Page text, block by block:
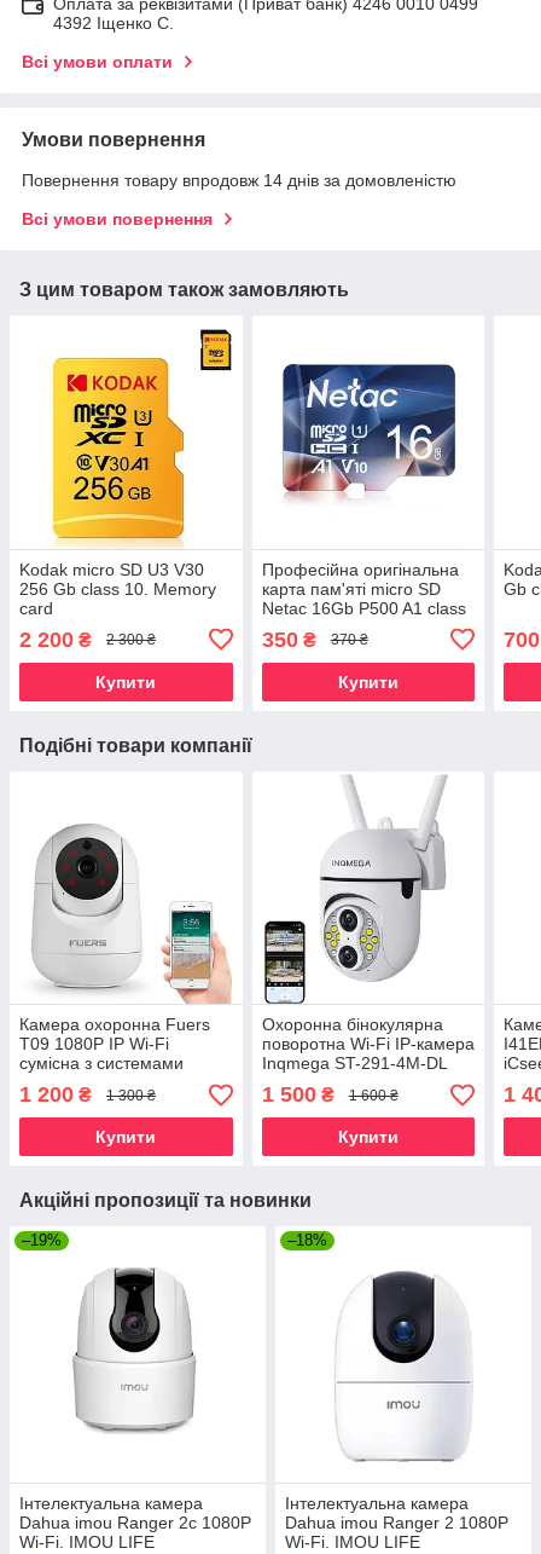
Оплата за реквізитами (Приват банк) 4246 0010 0499
4392 Іщенко С.
Всі умови оплати
Умови повернення
Повернення товару впродовж 14 днів за домовленістю
Всі умови повернення
З цим товаром також замовляють
Kodak micro SD U3 V30
256 Gb class 10. Memory
card
2 200 ₴ 2 300 ₴
Купити
Професійна оригінальна
карта пам'яті micro SD
Netac 16Gb P500 A1 class
350₴ 370 ₴
Купити
Gb
700
Подібні товари компанії
Камера охоронна Fuers
T09 1080P IP Wi-Fi
сумісна з системами
безпеки Tuya
1 200 ₴ 1 300 ₴
Купити
Охоронна бінокулярна
поворотна Wi-Fi IP-камера
Inqmega ST-291-4M-DL
гібридний зум 10x. IPC360
Home
1 500₴ 1 600 ₴
Купити
1
Акційні пропозиції та новинки
–19%
Інтелектуальна камера
Dahua imou Ranger 2c 1080P
Wi-Fi. IMOU LIFE
–18%
Інтелектуальна камера
Dahua imou Ranger 2 1080P
Wi-Fi. IMOU LIFE